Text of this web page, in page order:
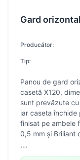
Gard
Producător:
Tip:
Panou de gard
casetă X120,
sunt prevăzute
iar caseta
finisat pe ambele
0,5 mm și Briliant
...